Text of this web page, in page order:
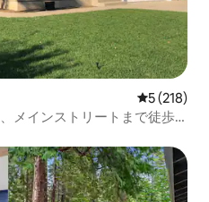
レビュー
5 (218)
メインストリートまで徒歩5